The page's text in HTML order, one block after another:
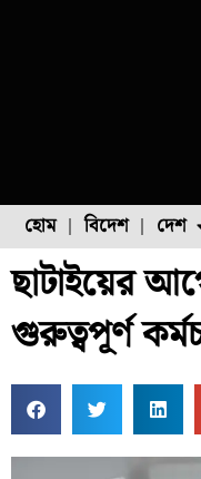
হোম বিদেশ দেশ
ফুল
ছাটাইয়ের
গুরুত্বপূর্ণ